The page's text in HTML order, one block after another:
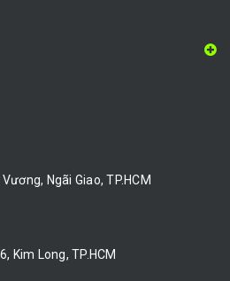
Ngãi Giao, TP.HCM
Kim Long, TP.HCM